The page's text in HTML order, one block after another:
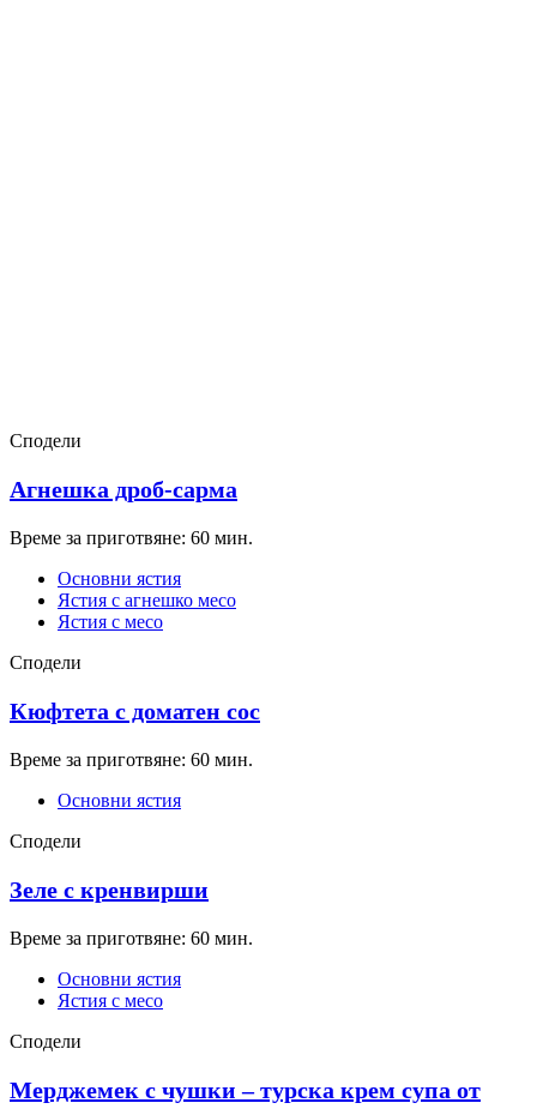
Сподели
Агнешка дроб-сарма
Време за приготвяне: 60 мин.
Основни ястия
Ястия с агнешко месо
Ястия с месо
Сподели
Кюфтета с доматен сос
Време за приготвяне: 60 мин.
Основни ястия
Сподели
Зеле с кренвирши
Време за приготвяне: 60 мин.
Основни ястия
Ястия с месо
Сподели
Мерджемек с чушки – турска крем супа от